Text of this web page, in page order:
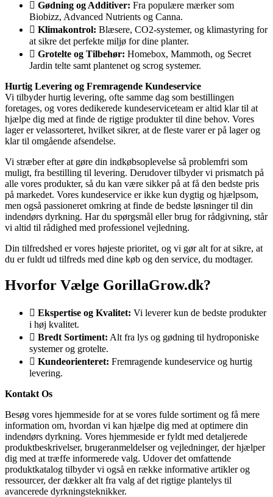
Gødning og Additiver: Fra populære mærker som
Biobizz, Advanced Nutrients og Canna.
Klimakontrol: Blæsere, CO2-systemer, og klimastyring for
at sikre det perfekte miljø for dine planter.
Grotelte og Tilbehør: Homebox, Mammoth, og Secret
Jardin telte samt plantenet og scrog systemer.
Hurtig Levering og Fremragende Kundeservice
Vi tilbyder hurtig levering, ofte samme dag som bestillingen
foretages, og vores dedikerede kundeserviceteam er altid klar til at
hjælpe dig med at finde de rigtige produkter til dine behov. Vores
lager er velassorteret, hvilket sikrer, at de fleste varer er på lager og
klar til omgående afsendelse.
Vi stræber efter at gøre din indkøbsoplevelse så problemfri som
muligt, fra bestilling til levering. Derudover tilbyder vi prismatch på
alle vores produkter, så du kan være sikker på at få den bedste pris
på markedet. Vores kundeservice er ikke kun dygtig og hjælpsom,
men også passioneret omkring at finde de bedste løsninger til din
indendørs dyrkning. Har du spørgsmål eller brug for rådgivning, står
vi altid til rådighed med professionel vejledning.
Din tilfredshed er vores højeste prioritet, og vi gør alt for at sikre, at
du er fuldt ud tilfreds med dine køb og den service, du modtager.
Hvorfor Vælge GorillaGrow.dk?
Ekspertise og Kvalitet: Vi leverer kun de bedste produkter
i høj kvalitet.
Bredt Sortiment: Alt fra lys og gødning til hydroponiske
systemer og grotelte.
Kundeorienteret: Fremragende kundeservice og hurtig
levering.
Kontakt Os
Besøg vores hjemmeside for at se vores fulde sortiment og få mere
information om, hvordan vi kan hjælpe dig med at optimere din
indendørs dyrkning. Vores hjemmeside er fyldt med detaljerede
produktbeskrivelser, brugeranmeldelser og vejledninger, der hjælper
dig med at træffe informerede valg. Udover det omfattende
produktkatalog tilbyder vi også en række informative artikler og
ressourcer, der dækker alt fra valg af det rigtige plantelys til
avancerede dyrkningsteknikker.